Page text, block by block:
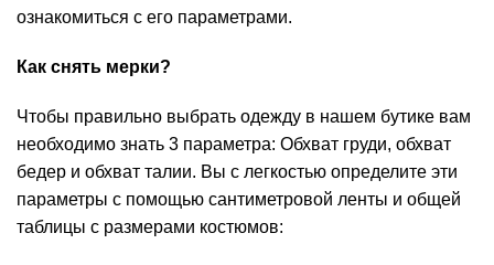
ознакомиться с его параметрами.
Как снять мерки?
Чтобы правильно выбрать одежду в нашем бутике вам
необходимо знать 3 параметра: Обхват груди, обхват
бедер и обхват талии. Вы с легкостью определите эти
параметры с помощью сантиметровой ленты и общей
таблицы с размерами костюмов: